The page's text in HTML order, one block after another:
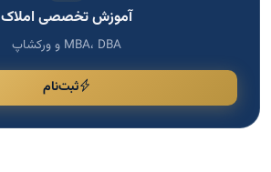
آموزش تخصصی املاک
MBA، DBA و ورکشاپ
ثبت‌نام